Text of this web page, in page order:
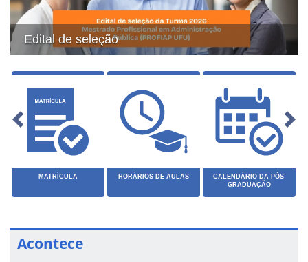
Edital de seleção
MATRÍCULA HORÁRIOS DE AULAS
CALENDÁRIO DA PÓS-
GRADUAÇÃO
Acontece